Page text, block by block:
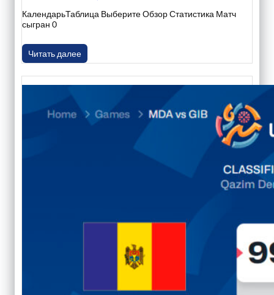
КалендарьТаблица Выберите Обзор Статистика Матч
сыгран 0
Читать далее